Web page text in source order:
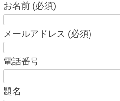
お名前 (必須)
メールアドレス (必須)
電話番号
題名